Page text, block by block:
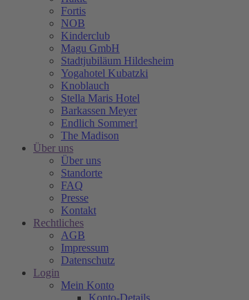
Fortis
NOB
Kinderclub
Magu GmbH
Stadtjubiläum Hildesheim
Yogahotel Kubatzki
Knoblauch
Stella Maris Hotel
Barkassen Meyer
Endlich Sommer!
The Madison
Über uns
Über uns
Standorte
FAQ
Presse
Kontakt
Rechtliches
AGB
Impressum
Datenschutz
Login
Mein Konto
Konto-Details